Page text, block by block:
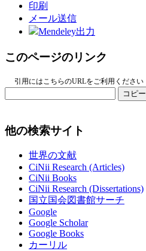
印刷
メール送信
Mendeley出力
このページのリンク
引用にはこちらのURLをご利用ください
コピー
他の検索サイト
世界の文献
CiNii Research (Articles)
CiNii Books
CiNii Research (Dissertations)
国立国会図書館サーチ
Google
Google Scholar
Google Books
カーリル